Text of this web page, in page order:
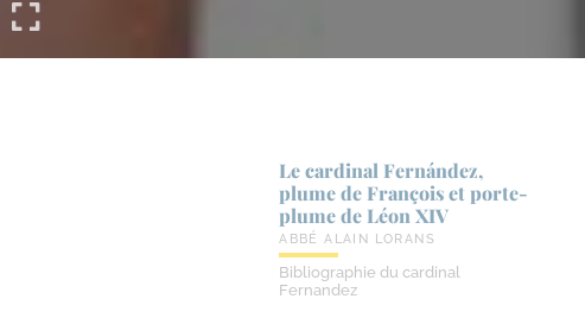
Le cardinal Fernández,
plume de François et porte-​
plume de Léon XIV
ABBÉ ALAIN LORANS
Bibliographie du cardinal
Fernandez